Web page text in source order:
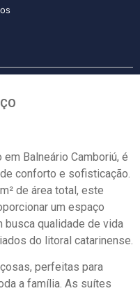
Balneário Camboriú, é
conforto e sofisticação.
de área total, este
um espaço
busca qualidade de vida
do litoral catarinense.
perfeitas para
a família. As suítes